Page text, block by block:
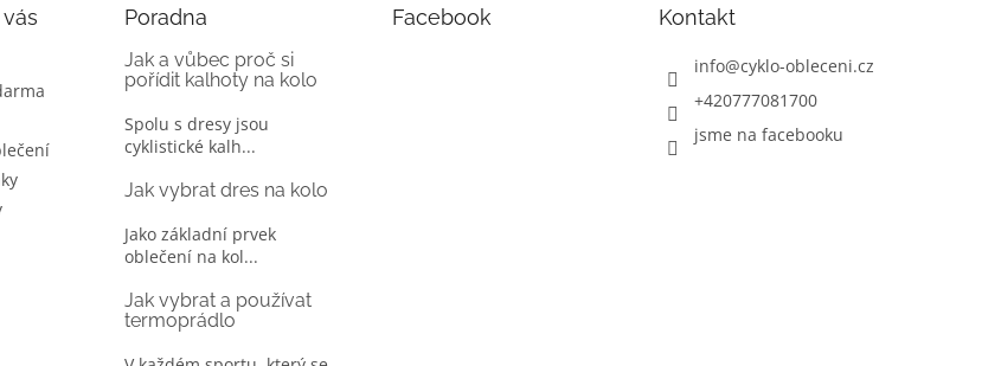
Poradna
Jak a vůbec proč si
pořídit kalhoty na kolo
Spolu s dresy jsou
cyklistické kalh...
Jak vybrat dres na kolo
Jako základní prvek
oblečení na kol...
Jak vybrat a používat
termoprádlo
Facebook Kontakt
info@cyklo-obleceni.cz
+420777081700
jsme na facebooku